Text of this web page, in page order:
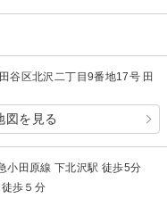
谷区北沢二丁目9番地17号 田
図を見る
小田原線 下北沢駅 徒歩5分
歩５分